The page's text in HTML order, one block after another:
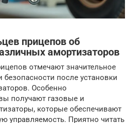
прицепов об
амортизаторов
отмечают значительное
после установки
Особенно
получают газовые и
которые обеспечивают
управляемость. Приятно читать